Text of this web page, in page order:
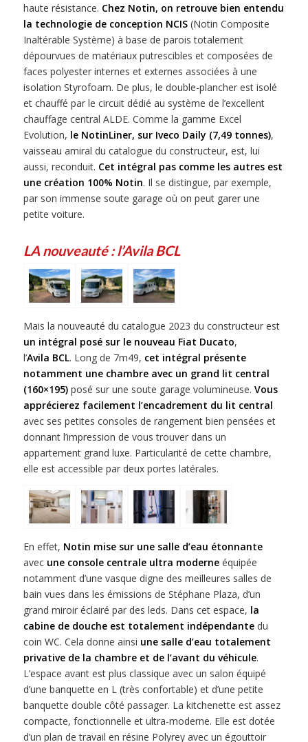
haute résistance. Chez Notin, on retrouve bien entendu
la technologie de conception NCIS(Notin Composite
Inaltérable Système) à base de parois totalement
dépourvues de matériaux putrescibles et composées de
faces polyester internes et externes associées à une
isolation Styrofoam. De plus, le double-plancher est isolé
et chauffé par le circuit dédié au système de l’excellent
chauffage central ALDE. Comme la gamme Excel
Evolution, le NotinLiner, sur Iveco Daily (7,49 tonnes),
vaisseau amiral du catalogue du constructeur, est, lui
aussi, reconduit. Cet intégral pas comme les autres est
une création 100% Notin. Il se distingue, par exemple,
par son immense soute garage où on peut garer une
petite voiture.
LA nouveauté : l’Avila BCL
Mais la nouveauté du catalogue 2023 du constructeur est
un intégral posé sur le nouveau Fiat Ducato,
l’Avila BCL. Long de 7m49, cet intégral présente
notamment une chambre avec un grand lit central
(160×195)posé sur une soute garage volumineuse. Vous
apprécierez facilement l’encadrement du lit central
avec ses petites consoles de rangement bien pensées et
donnant l’impression de vous trouver dans un
appartement grand luxe. Particularité de cette chambre,
elle est accessible par deux portes latérales.
En effet, Notin mise sur une salle d’eau étonnante
avec une console centrale ultra moderneéquipée
notamment d’une vasque digne des meilleures salles de
bain vues dans les émissions de Stéphane Plaza, d’un
grand miroir éclairé par des leds. Dans cet espace, la
cabine de douche est totalement indépendantedu
coin WC. Cela donne ainsi une salle d’eau totalement
privative de la chambre et de l’avant du véhicule.
L’espace avant est plus classique avec un salon équipé
d’une banquette en L (très confortable) et d’une petite
banquette double côté passager. La kitchenette est assez
compacte, fonctionnelle et ultra-moderne. Elle est dotée
d’un plan de travail en résine Polyrey avec un égouttoir